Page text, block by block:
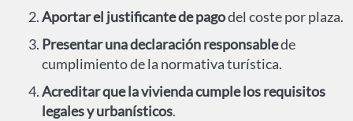
Aportar el justificante de pagodel coste por plaza.
Presentar una declaración responsablede
cumplimiento de la normativa turística.
Acreditar que la vivienda cumple los requisitos
legales y urbanísticos.